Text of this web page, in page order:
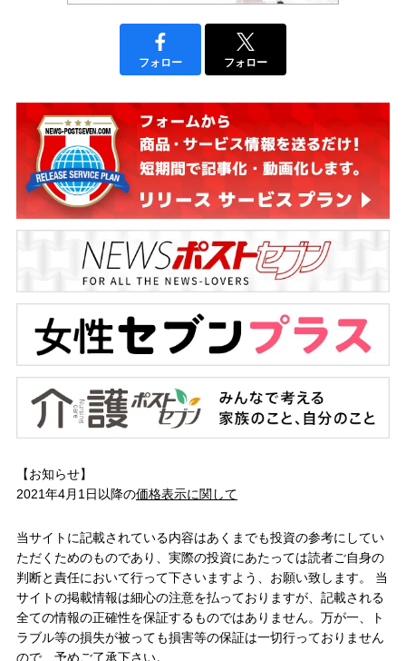
フォロー フォロー
【お知らせ】
2021年4月1日以降の価格表示に関して
当サイトに記載されている内容はあくまでも投資の参考にしてい
ただくためのものであり、実際の投資にあたっては読者ご自身の
判断と責任において行って下さいますよう、お願い致します。 当
サイトの掲載情報は細心の注意を払っておりますが、記載される
全ての情報の正確性を保証するものではありません。万が一、ト
ラブル等の損失が被っても損害等の保証は一切行っておりません
ので、予めご了承下さい。